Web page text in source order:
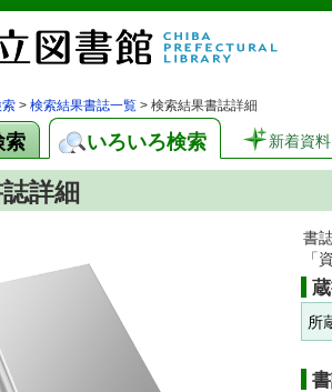
> 検索結果書誌一覧 > 検索結果書誌詳細
索 いろいろ検索 新着資料
詳細
書
「
所